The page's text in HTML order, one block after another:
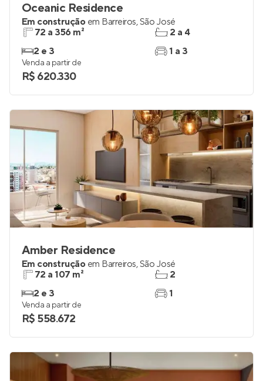
Oceanic Residence
Em construção em Barreiros,São José
72 a 356 m²
2 e 3
2 a 4
1 a 3
Venda a partir de
R$ 620.330
Amber Residence
Em construção em Barreiros,São José
72 a 107 m²
2 e 3
2
1
Venda a partir de
R$ 558.672